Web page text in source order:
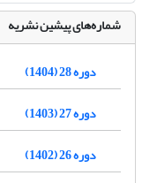
شماره‌های پیشین نشریه
دوره 28 (1404)
دوره 27 (1403)
دوره 26 (1402)